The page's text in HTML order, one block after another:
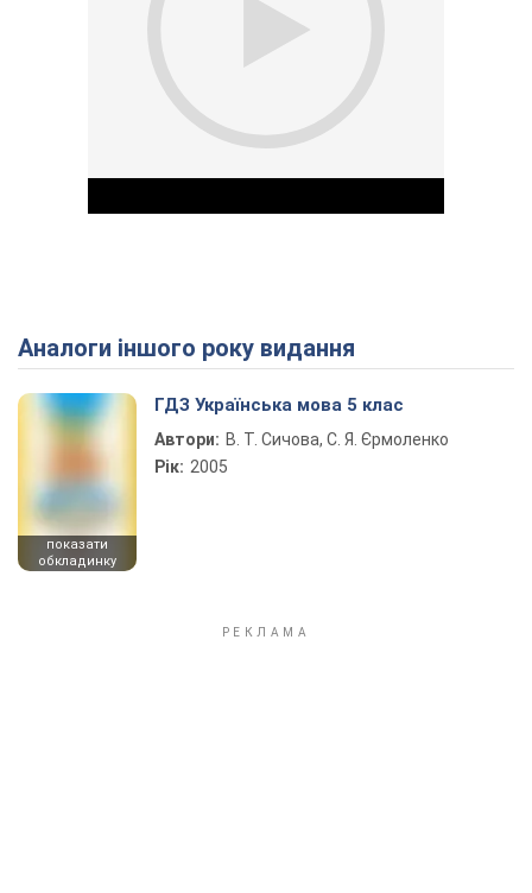
Play Video
Аналоги іншого року видання
показати
обкладинку
ГДЗ Українська мова 5 клас
Автори: В. Т. Сичова, С. Я. Єрмоленко
Рік: 2005